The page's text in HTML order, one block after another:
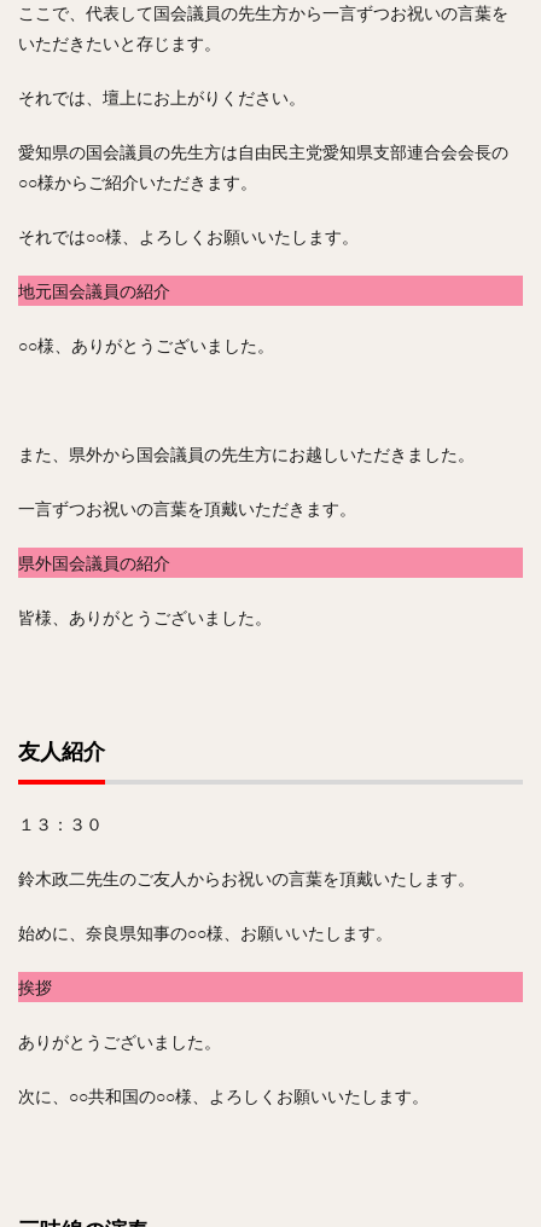
ここで、代表して国会議員の先生方から一言ずつお祝いの言葉を
いただきたいと存じます。
それでは、壇上にお上がりください。
愛知県の国会議員の先生方は自由民主党愛知県支部連合会会長の
○○様からご紹介いただきます。
それでは○○様、よろしくお願いいたします。
地元国会議員の紹介
○○様、ありがとうございました。
また、県外から国会議員の先生方にお越しいただきました。
一言ずつお祝いの言葉を頂戴いただきます。
県外国会議員の紹介
皆様、ありがとうございました。
友人紹介
１３：３０
鈴木政二先生のご友人からお祝いの言葉を頂戴いたします。
始めに、奈良県知事の○○様、お願いいたします。
挨拶
ありがとうございました。
次に、○○共和国の○○様、よろしくお願いいたします。